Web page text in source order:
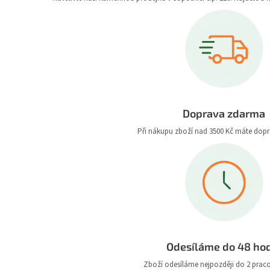
Doprava zdarma
Při nákupu zboží nad 3500 Kč máte
Odesíláme do 48
Zboží odesíláme nejpozději do 2